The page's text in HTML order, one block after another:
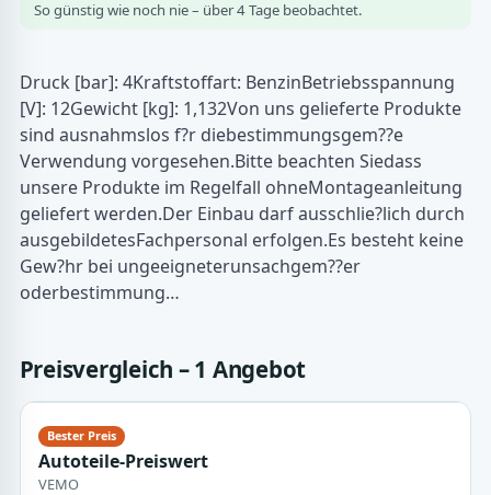
So günstig wie noch nie – über 4 Tage beobachtet.
Druck [bar]: 4Kraftstoffart: BenzinBetriebsspannung
[V]: 12Gewicht [kg]: 1,132Von uns gelieferte Produkte
sind ausnahmslos f?r diebestimmungsgem??e
Verwendung vorgesehen.Bitte beachten Siedass
unsere Produkte im Regelfall ohneMontageanleitung
geliefert werden.Der Einbau darf ausschlie?lich durch
ausgebildetesFachpersonal erfolgen.Es besteht keine
Gew?hr bei ungeeigneterunsachgem??er
oderbestimmung…
Preisvergleich – 1 Angebot
Autoteile-Preiswert
VEMO